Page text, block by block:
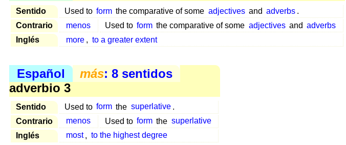
Sentido Used to form the comparative of some adjectives and adverbs .
Contrario
menos Used to form the comparative of some adjectives and adverbs
Inglés
more , to a greater extent
Español más: 8 sentidos
adverbio 3
Sentido Used to form the superlative .
Contrario
menos Used to form the superlative
Inglés
most , to the highest degree